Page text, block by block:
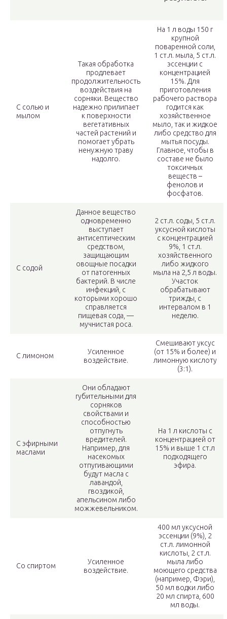
С солью и
мылом
Такая обработка
продлевает
продолжительность
воздействия на
сорняки. Вещество
надежно прилипает
к поверхности
вегетативных
частей растений и
помогает убрать
ненужную траву
надолго.
На 1 л воды 150 г
крупной
поваренной соли,
1 ст.л. мыла, 5 ст.л.
эссенции с
концентрацией
15%. Для
приготовления
рабочего раствора
годится как
хозяйственное
мыло, так и жидкое
либо средство для
мытья посуды.
Главное, чтобы в
составе не было
токсичных
веществ –
фенолов и
фосфатов.
С содой
Данное вещество
одновременно
выступает
антисептическим
средством,
защищающим
овощные посадки
от патогенных
бактерий. В числе
инфекций, с
которыми хорошо
справляется
пищевая сода, —
мучнистая роса.
2 ст.л. соды, 5 ст.л.
уксусной кислоты
с концентрацией
9%, 1 ст.л.
хозяйственного
либо жидкого
мыла на 2,5 л воды.
Участок
обрабатывают
трижды, с
интервалом в 1
неделю.
С лимоном
Усиленное
воздействие.
Смешивают уксус
(от 15% и более) и
лимонную кислоту
(3:1).
С эфирными
маслами
Они обладают
губительными для
сорняков
свойствами и
способностью
отпугнуть
вредителей.
Например, для
насекомых
отпугивающими
будут масла с
лавандой,
гвоздикой,
апельсином либо
можжевельником.
На 1 л кислоты с
концентрацией от
15% и выше 1 ст.л
подходящего
эфира.
Со спиртом
Усиленное
воздействие.
400 мл уксусной
эссенции (9%), 2
ст.л. лимонной
кислоты, 2 ст.л.
мыла либо
моющего средства
(например, Фэри),
50 мл водки либо
20 мл спирта, 600
мл воды.